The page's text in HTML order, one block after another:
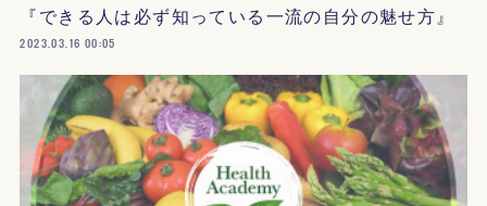
『できる人は必ず知っている一流の自分の魅せ方』
2023.03.16 00:05